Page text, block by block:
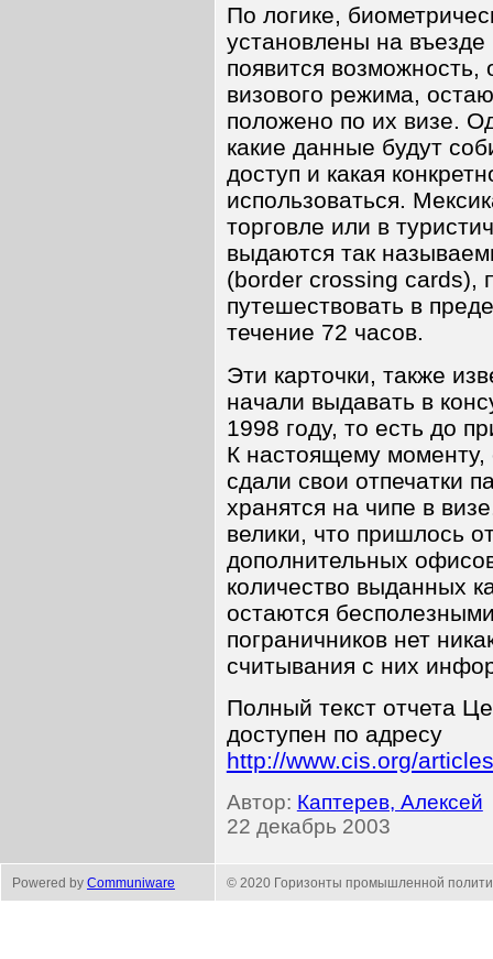
По логике,
установлены на въезде
появится
визового режима,
положено по их визе.
какие данные будут
доступ и какая
использоваться.
торговле или в
выдаются так
(border crossing cards),
путешествовать в
течение 72 часов.
Эти карточки, также
начали выдавать в
1998 году, то есть до
К настоящему моменту,
сдали свои отпечатки
хранятся на чипе в
велики, что пришлось
дополнительных
количество выданных
остаются
пограничников нет
считывания с них
Полный текст отчета
доступен по адресу
http://www.cis.org/
Автор: Каптерев, Алексей
22 декабрь 2003
Powered by Communiware © 2020 Горизонты промышленной